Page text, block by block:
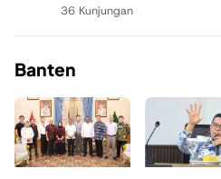
36 Kunjungan
Banten